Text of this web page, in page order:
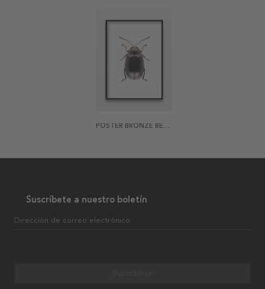
POSTER BRONZE BEETLE
Suscríbete a nuestro boletín
Dirección de correo electrónico